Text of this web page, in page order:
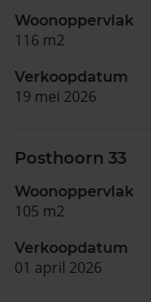
Woonoppervlak
116 m2
Verkoopdatum
19 mei 2026
Posthoorn 33
Woonoppervlak
105 m2
Verkoopdatum
01 april 2026